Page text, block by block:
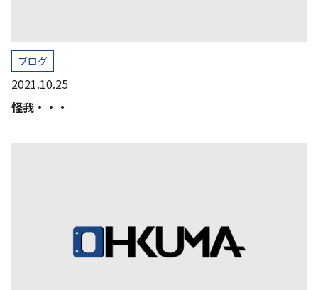
ブログ
2021.10.25
怪我・・・